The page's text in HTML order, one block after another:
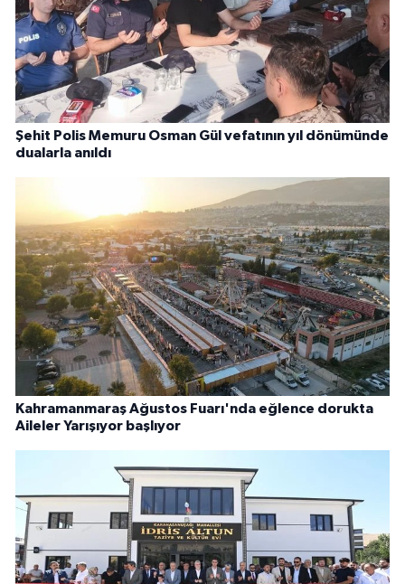
Şehit Polis Memuru Osman Gül vefatının yıl dönümünde
dualarla anıldı
Kahramanmaraş Ağustos Fuarı'nda eğlence dorukta
Aileler Yarışıyor başlıyor